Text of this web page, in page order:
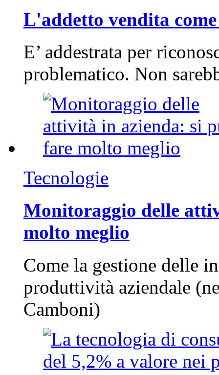
L'addetto vendita
E’ addestrata per
problematico. Non
Tecnologie
Monitoraggio delle
molto meglio
Come la gestione delle
produttività aziendale
Camboni)